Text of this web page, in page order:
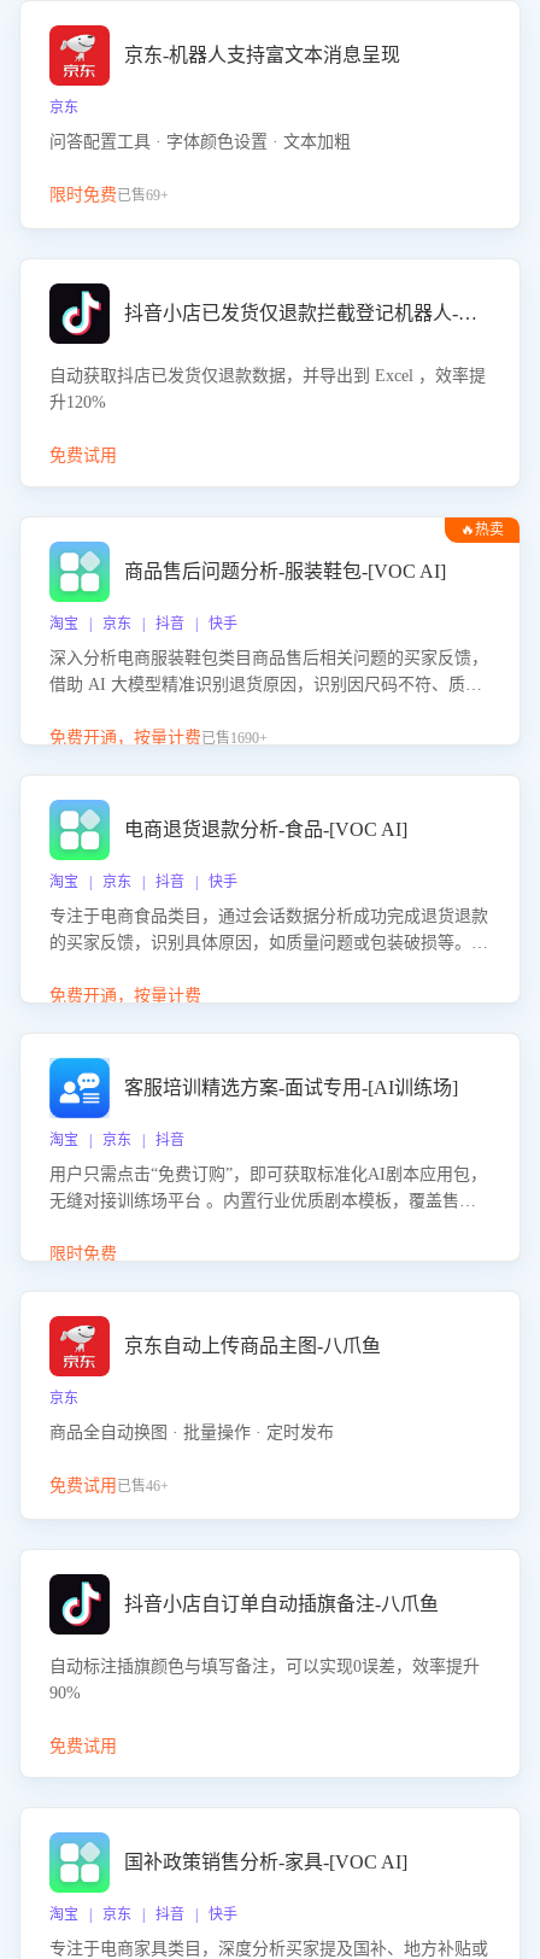
京东-机器人支持富文本消息呈现
京东
问答配置工具 · 字体颜色设置 · 文本加粗
限时免费已售69+
抖音小店已发货仅退款拦截登记机器人-八爪鱼
自动获取抖店已发货仅退款数据，并导出到 Excel ，效率提
升120%
免费试用
🔥热卖
商品售后问题分析-服装鞋包-[VOC AI]
淘宝 | 京东 | 抖音 | 快手
深入分析电商服装鞋包类目商品售后相关问题的买家反馈，
借助 AI 大模型精准识别退货原因，识别因尺码不符、质量
议，助力商家优化产品或服务，实现销售额的显著提升。
免费开通，按量计费已售1690+
电商退货退款分析-食品-[VOC AI]
淘宝 | 京东 | 抖音 | 快手
专注于电商食品类目，通过会话数据分析成功完成退货退款
的买家反馈，识别具体原因，如质量问题或包装破损等。结
商家降低退款率，提升售后效率。
免费开通，按量计费
客服培训精选方案-面试专用-[AI训练场]
淘宝 | 京东 | 抖音
用户只需点击“免费订购”，即可获取标准化AI剧本应用包，
无缝对接训练场平台 。内置行业优质剧本模板，覆盖售前
初始化时间，助力企业快速启动智能客服训练
限时免费
京东自动上传商品主图-八爪鱼
京东
商品全自动换图 · 批量操作 · 定时发布
免费试用 已售46+
抖音小店自订单自动插旗备注-八爪鱼
自动标注插旗颜色与填写备注，可以实现0误差，效率提升
90%
免费试用
国补政策销售分析-家具-[VOC AI]
淘宝 | 京东 | 抖音 | 快手
专注于电商家具类目，深度分析买家提及国补、地方补贴或